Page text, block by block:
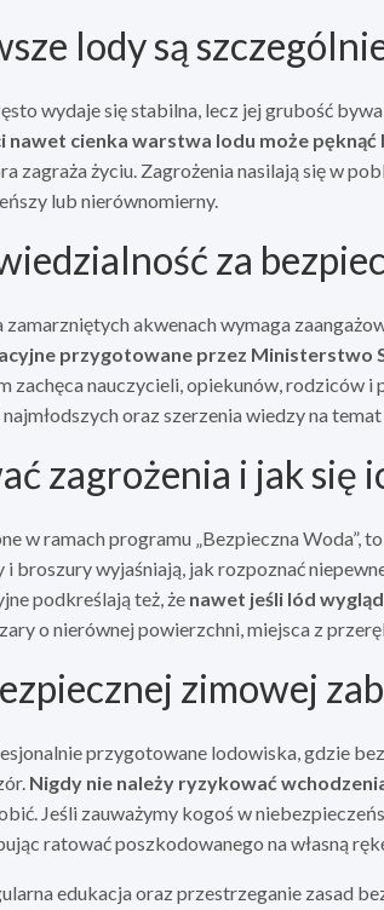
lody są
wydaje się stabilna, lecz jej grubość
nawet cienka warstwa lodu może pęknąć
zagraża życiu. Zagrożenia nasilają się w
lub nierównomierny.
za
akwenach wymaga
przygotowane przez
zachęca nauczycieli, opiekunów, rodziców
oraz szerzenia wiedzy na
zagrożenia i jak się
w ramach programu „Bezpieczna Woda”,
i broszury wyjaśniają, jak rozpoznać
podkreślają też, że nawet jeśli lód
o nierównej powierzchni, miejsca z
zimowej
przygotowane lodowiska, gdzie
Nigdy nie należy ryzykować
Jeśli zauważymy kogoś w
ratować poszkodowanego na własną
edukacja oraz przestrzeganie zasad